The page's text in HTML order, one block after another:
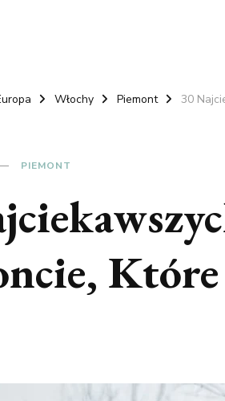
Włochy Piemont 30
PIEMONT